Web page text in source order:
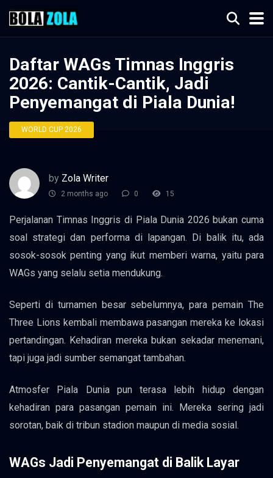
Daftar WAGs Timnas Inggris
2026: Cantik-Cantik, Jadi
Penyemangat di Piala Dunia!
WORLD CUP 2026
by Zola Writer
2 months ago 0 15
Perjalanan Timnas Inggris di Piala Dunia 2026 bukan cuma
soal strategi dan performa di lapangan. Di balik itu, ada
sosok-sosok penting yang ikut memberi warna, yaitu para
WAGs yang selalu setia mendukung.
Seperti di turnamen besar sebelumnya, para pemain The
Three Lions kembali membawa pasangan mereka ke lokasi
pertandingan. Kehadiran mereka bukan sekadar menemani,
tapi juga jadi sumber semangat tambahan.
Atmosfer Piala Dunia pun terasa lebih hidup dengan
kehadiran para pasangan pemain ini. Mereka sering jadi
sorotan, baik di tribun stadion maupun di media sosial.
WAGs Jadi Penyemangat di Balik Layar